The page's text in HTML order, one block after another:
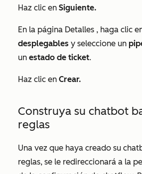
Haz clic en Siguiente.
En la página Detalles , haga clic
desplegables y seleccione un
un estado de ticket.
Haz clic en Crear.
Construya su chatbot
reglas
Una vez que haya creado su
reglas, se le redireccionará a la